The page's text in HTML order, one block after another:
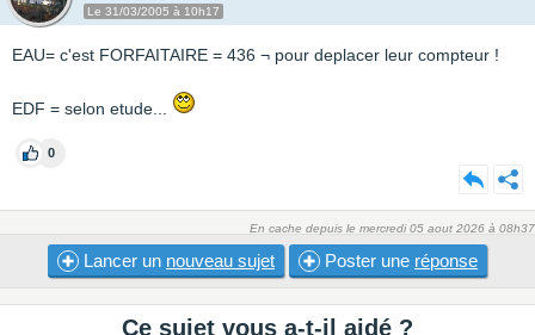
Le 31/03/2005 à 10h17
EAU= c'est FORFAITAIRE = 436 ¬ pour deplacer leur compteur !
EDF = selon etude...
0
En cache depuis le mercredi 05 aout 2026 à 08h37
Lancer un nouveau sujet Poster une réponse
Ce sujet vous a-t-il aidé ?